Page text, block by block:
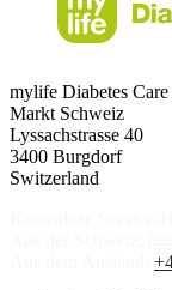
mylife Diabetes
Markt Schweiz
Lyssachstrasse 40
3400 Burgdorf
Switzerland